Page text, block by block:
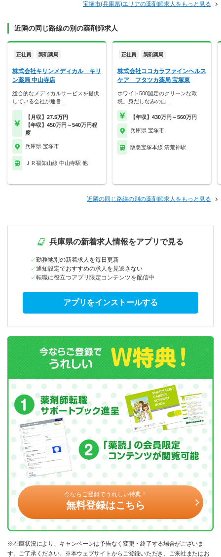
宝塚市(兵庫県)エリアの薬剤師求人をもっと見る
近隣の同じ路線の別の薬剤師求人
正社員 調剤薬局
株式会社キリンメディカル キリ
ン薬局 中山寺店
総合的なメディカルサービスを提供
している会社が運営…
【月収】27.5万円
【年収】450万円～540万円程
度
兵庫県 宝塚市
ＪＲ福知山線 中山寺駅 他
正社員 調剤薬局
株式会社ココカラファインヘルス
ケア フタツカ薬局 宝塚東
ホワイト500認定のクリーンな環
境。身だしなみの自…
【年収】430万円～560万円
兵庫県 宝塚市
阪急宝塚本線 清荒神駅
近隣の同じ路線の別の薬剤師求人をもっと見る
兵庫県の新着求人情報をアプリで見る
勤務地別の新着求人を毎日更新
通知設定でおすすめの求人を見逃さない
転職に役立つアプリ限定コンテンツを配信中
アプリをインストールする
今ならご登録でうれしい特典！
無料登録はこちら
※在庫状況により、キャンペーンは予告なく変更・終了する場合がございま
す。ご了承ください。※本ウェブサイトからご登録いただき、ご来社またはお